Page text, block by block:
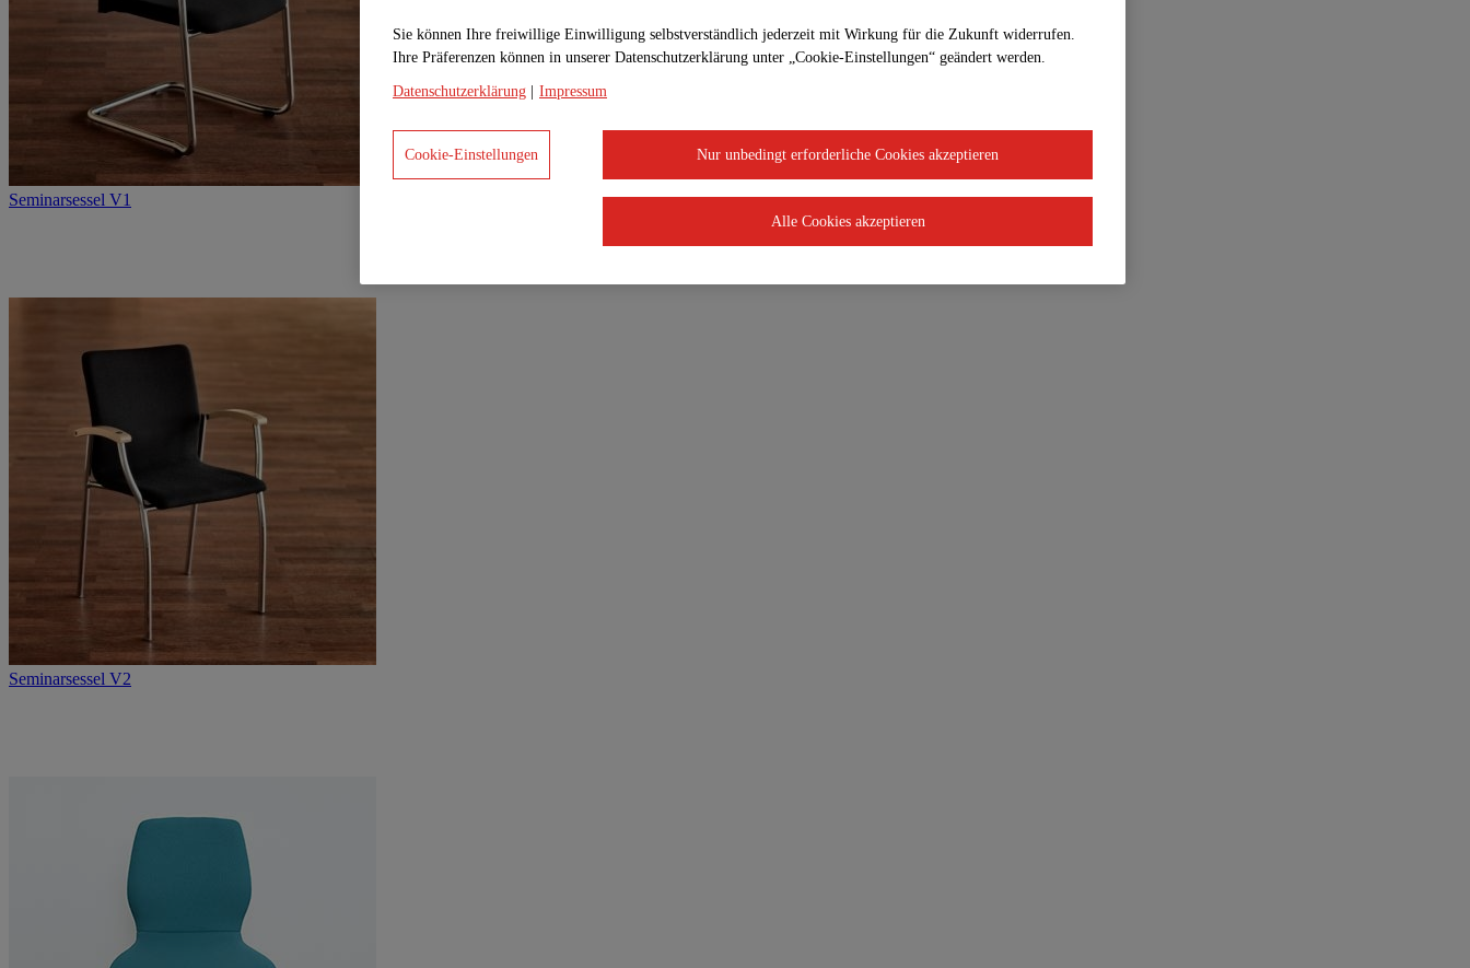
Seminarsessel V1
Seminarsessel V2
Sie können Ihre freiwillige Einwilligung selbstverständlich jederzeit mit Wirkung für die Zukunft widerrufen.
Ihre Prä­fe­renzen können in unserer Datenschutzerklärung unter „Cookie-Einstellungen“ geändert werden.
Datenschutzerklärung Impressum
Nur unbedingt erforderliche Cookies akzeptieren
Alle Cookies akzeptieren
Cookie-Einstellungen